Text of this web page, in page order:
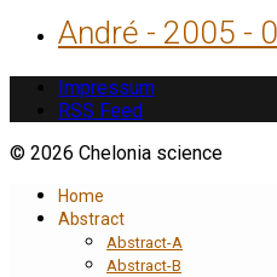
André - 2005 -
Impressum
RSS Feed
© 2026 Chelonia science
Home
Abstract
Abstract-A
Abstract-B